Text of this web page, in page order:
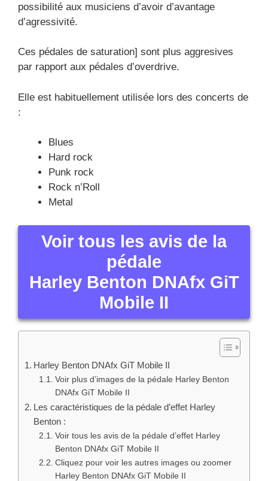
possibilité aux musiciens d’avoir d’avantage
d’agressivité.
Ces pédales de saturation] sont plus aggresives
par rapport aux pédales d’overdrive.
Elle est habituellement utilisée lors des concerts de
:
Blues
Hard rock
Punk rock
Rock n’Roll
Metal
Voir tous les avis de la
pédale
Harley Benton DNAfx GiT
Mobile II
Harley Benton DNAfx GiT Mobile II
Voir plus d’images de la pédale Harley Benton
DNAfx GiT Mobile II
Les caractéristiques de la pédale d’effet Harley
Benton :
Voir tous les avis de la pédale d’effet Harley
Benton DNAfx GiT Mobile II
Cliquez pour voir les autres images ou zoomer
Harley Benton DNAfx GiT Mobile II